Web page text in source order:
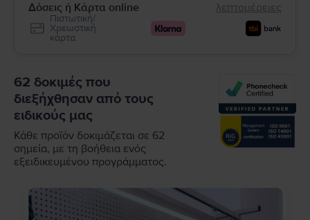
Δόσεις ή Κάρτα online λεπτομέρειες
Πιστωτική/
Χρεωστική
κάρτα
62 δοκιμές που
διεξήχθησαν από τους
ειδικούς μας
Κάθε προϊόν δοκιμάζεται σε 62
σημεία, με τη βοήθεια ενός
εξειδικευμένου προγράμματος.